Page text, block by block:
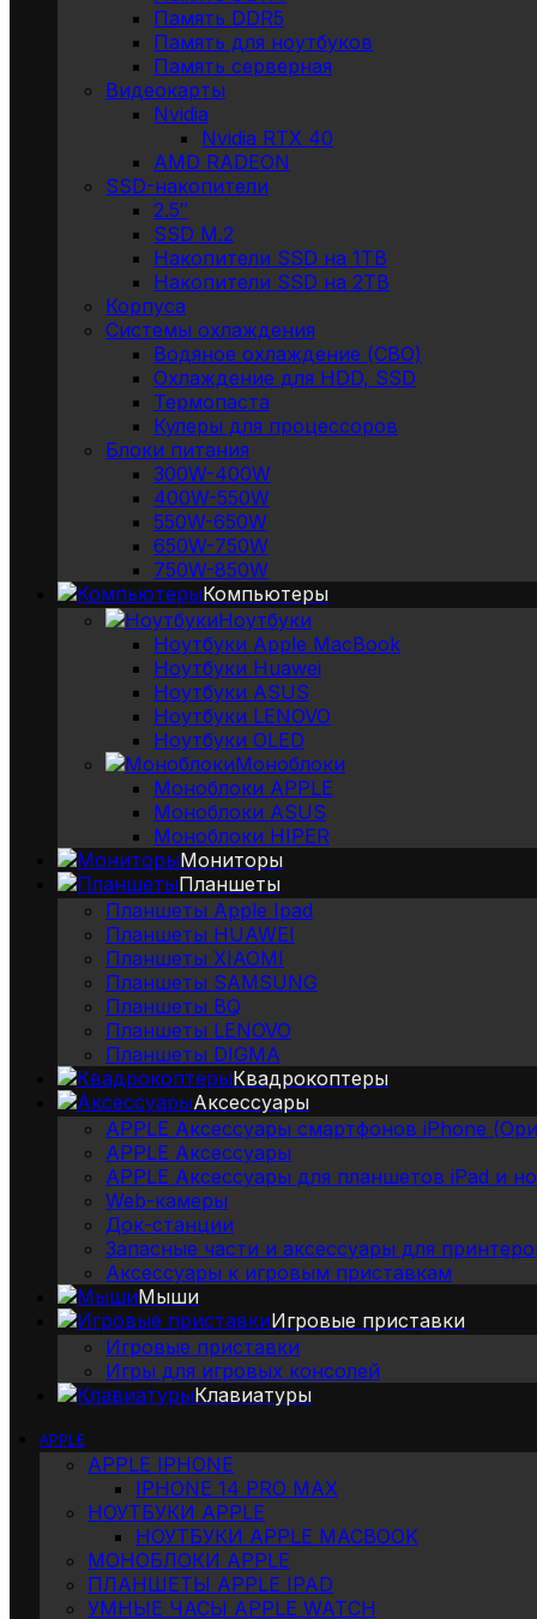
Память DDR5
Память для ноутбуков
Память серверная
Видеокарты
Nvidia
Nvidia RTX 40
AMD RADEON
SSD-накопители
2.5″
SSD M.2
Накопители SSD на 1TB
Накопители SSD на 2TB
Корпуса
Системы охлаждения
Водяное охлаждение (СВО)
Охлаждение для HDD, SSD
Термопаста
Кулеры для процессоров
Блоки питания
300W-400W
400W-550W
550W-650W
650W-750W
750W-850W
Компьютеры
Ноутбуки
Ноутбуки Apple MacBook
Ноутбуки Huawei
Ноутбуки ASUS
Ноутбуки LENOVO
Ноутбуки OLED
Моноблоки
Моноблоки APPLE
Моноблоки ASUS
Моноблоки HIPER
Мониторы
Планшеты
Планшеты Apple Ipad
Планшеты HUAWEI
Планшеты XIAOMI
Планшеты SAMSUNG
Планшеты BQ
Планшеты LENOVO
Планшеты DIGMA
Квадрокоптеры
Аксессуары
APPLE Аксессуары смартфонов iPhone
APPLE Аксессуары
APPLE Аксессуары для планшетов iPad и
Web-камеры
Док-станции
Запасные части и аксессуары для
Аксессуары к игровым приставкам
Мыши
Игровые приставки
Игровые приставки
Игры для игровых консолей
Клавиатуры
APPLE
APPLE IPHONE
IPHONE 14 PRO MAX
НОУТБУКИ APPLE
НОУТБУКИ APPLE MACBOOK
МОНОБЛОКИ APPLE
ПЛАНШЕТЫ APPLE IPAD
УМНЫЕ ЧАСЫ APPLE WATCH